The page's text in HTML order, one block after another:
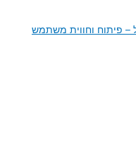
– פיתוח וחווית משתמש